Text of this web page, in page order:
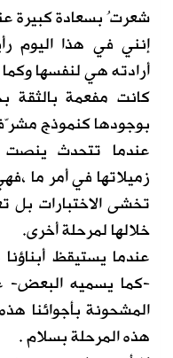
شعرتُ بسعادة كبيرة
إنني في هذا اليوم
أرادته هي لنفسها
كانت مفعمة بالثقة
بوجودها كنموذج
عندما تتحدث ينصت
زميلاتها في أمر ما
تخشى الاختبارات بل
خلالها لمرحلة أخرى.
عندما يستيقظ
-كما يسميه البعض-
المشحونة بأجوائنا
هذه المرحلة بسلام .